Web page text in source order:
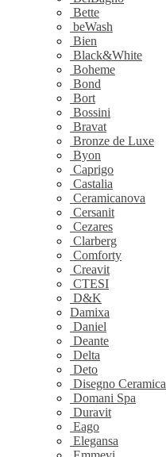
Bette
beWash
Bien
Black&White
Boheme
Bond
Bort
Bossini
Bravat
Bronze de Luxe
Byon
Caprigo
Castalia
Ceramicanova
Cersanit
Cezares
Clarberg
Comforty
Creavit
CTESI
D&K
Damixa
Daniel
Deante
Delta
Deto
Disegno Ceramica
Domani Spa
Duravit
Eago
Elegansa